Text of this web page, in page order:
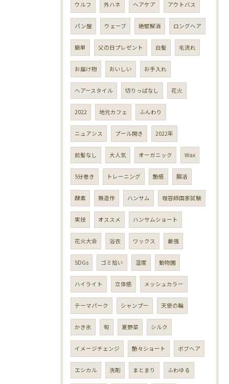
ウルフ 外ハネ ヘアケア アウトバス
パン屋 ウェーブ 絶壁解消 ロングヘア
簡単 父の日プレゼント 白髪 毛流れ
お届け物 おいしい お手入れ
ヘアースタイル 切りっぱなし 花火
2022 地元カフェ ふんわり
ニュアンス プール開き 2022年
前髪なし 大人気 オーガニック Wax
5分巻き トレーニング 艶感 腸活
酵素 無造作 ハンサム 理容師国家試験
実技 オススメ ハンサムショート
花火大会 浴衣 ワックス 最強
SDGs ゴミ拾い 湿度 動物園
ハイライト 立体感 メッシュカラー
テーマパーク シャンプー 天使の輪
かき氷 旬 夏野菜 シルク
イメージチェンジ 艶々ショート ボブヘア
エシカル 洗剤 まとまり ふわゆる